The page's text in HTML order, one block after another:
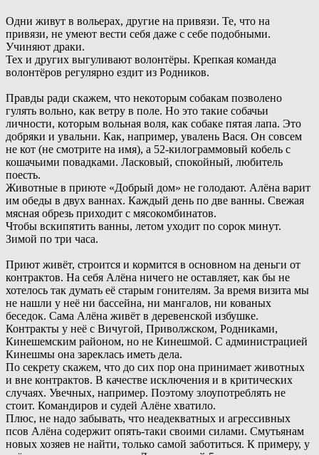
Одни живут в вольерах, другие на привязи. Те, что на
привязи, не умеют вести себя даже с себе подобными.
Учиняют драки.
Тех и других выгуливают волонтёры. Крепкая команда
волонтёров регулярно ездит из Родников.
Правды ради скажем, что некоторым собакам позволено
гулять вольно, как ветру в поле. Но это такие собачьи
личности, которым вольная воля, как собаке пятая лапа. Это
добряки и увальни. Как, например, увалень Вася. Он совсем
не кот (не смотрите на имя), а 52-килограммовый кобель с
кошачьими повадками. Ласковый, спокойный, любитель
поесть.
Животные в приюте «Добрый дом» не голодают. Алёна варит
им обеды в двух ваннах. Каждый день по две ванны. Свежая
мясная обрезь приходит с мясокомбинатов.
Чтобы вскипятить ванны, летом уходит по сорок минут.
Зимой по три часа.
Приют живёт, строится и кормится в основном на деньги от
контрактов. На себя Алёна ничего не оставляет, как бы не
хотелось так думать её старым гонителям. За время визита мы
не нашли у неё ни бассейна, ни мангалов, ни кованых
беседок. Сама Алёна живёт в деревенской избушке.
Контракты у неё с Вичугой, Приволжском, Родниками,
Кинешемским районом, но не Кинешмой. С администрацией
Кинешмы она зареклась иметь дела.
По секрету скажем, что до сих пор она принимает животных
и вне контрактов. В качестве исключения и в критических
случаях. Увечных, например. Поэтому злоупотреблять не
стоит. Командиров и судей Алёне хватило.
Плюс, не надо забывать, что неадекватных и агрессивных
псов Алёна содержит опять-таки своими силами. Смутьянам
новых хозяев не найти, только самой заботиться. К примеру, у